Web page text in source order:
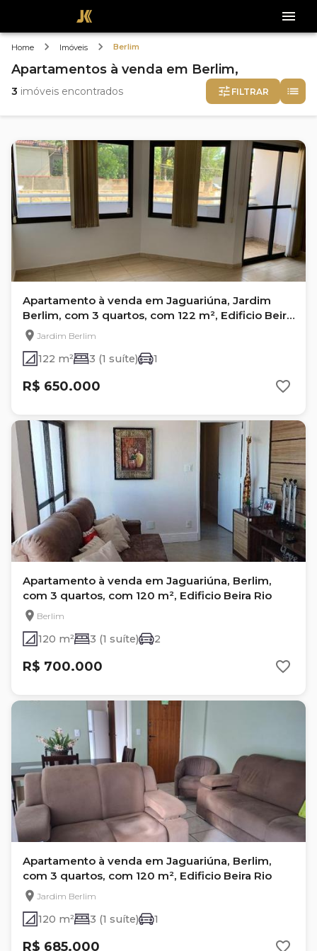
Home Imóveis Berlim
Apartamentos à venda em Berlim,
3 imóveis encontrados FILTRAR
Apartamento à venda em Jaguariúna, Jardim
Berlim, com 3 quartos, com 122 m², Edificio Beira
RioJardim Berlim
122 m² 3 (1 suíte) 1
R$ 650.000
Apartamento à venda em Jaguariúna, Berlim,
com 3 quartos, com 120 m², Edificio Beira Rio
Berlim
120 m² 3 (1 suíte) 2
R$ 700.000
Apartamento à venda em Jaguariúna, Berlim,
com 3 quartos, com 120 m², Edificio Beira Rio
Jardim Berlim
120 m² 3 (1 suíte) 1
R$ 685.000